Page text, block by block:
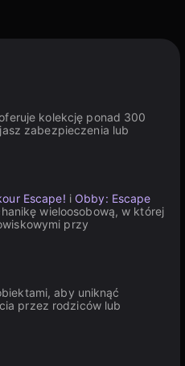
kolekcję ponad 300
zabezpieczenia lub
Escape! i Obby: Escape
wieloosobową, w której
przy
aby uniknąć
przez rodziców lub